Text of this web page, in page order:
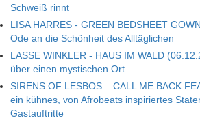
Schweiß rinnt
LISA HARRES - GREEN BEDSHEET
Ode an die Schönheit des Alltäglichen
LASSE WINKLER - HAUS IM WALD
über einen mystischen Ort
SIRENS OF LESBOS – CALL ME BACK
ein kühnes, von Afrobeats inspiriertes
Gastauftritte